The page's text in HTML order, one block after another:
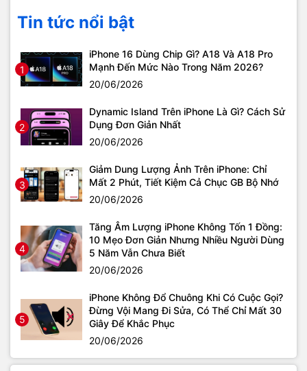
Tin tức nổi bật
1
iPhone 16 Dùng Chip Gì? A18 Và A18 Pro
Mạnh Đến Mức Nào Trong Năm 2026?
20/06/2026
2
Dynamic Island Trên iPhone Là Gì? Cách Sử
Dụng Đơn Giản Nhất
20/06/2026
3
Giảm Dung Lượng Ảnh Trên iPhone: Chỉ
Mất 2 Phút, Tiết Kiệm Cả Chục GB Bộ Nhớ
20/06/2026
4
Tăng Âm Lượng iPhone Không Tốn 1 Đồng:
10 Mẹo Đơn Giản Nhưng Nhiều Người Dùng
5 Năm Vẫn Chưa Biết
20/06/2026
5
iPhone Không Đổ Chuông Khi Có Cuộc Gọi?
Đừng Vội Mang Đi Sửa, Có Thể Chỉ Mất 30
Giây Để Khắc Phục
20/06/2026